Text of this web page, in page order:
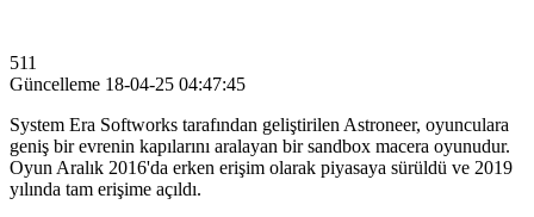
511
Güncelleme 18-04-25 04:47:45
System Era Softworks tarafından geliştirilen Astroneer, oyunculara
geniş bir evrenin kapılarını aralayan bir sandbox macera oyunudur.
Oyun Aralık 2016'da erken erişim olarak piyasaya sürüldü ve 2019
yılında tam erişime açıldı.